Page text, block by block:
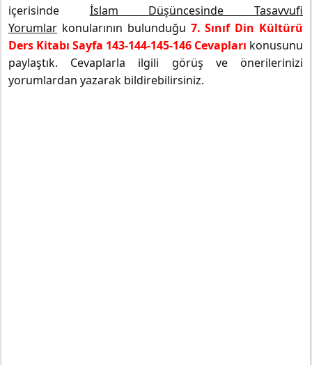
içerisinde İslam Düşüncesinde Tasavvufi
Yorumlar konularının bulunduğu 7. Sınıf Din Kültürü
Ders Kitabı Sayfa 143-144-145-146 Cevapları konusunu
paylaştık. Cevaplarla ilgili görüş ve önerilerinizi
yorumlardan yazarak bildirebilirsiniz.